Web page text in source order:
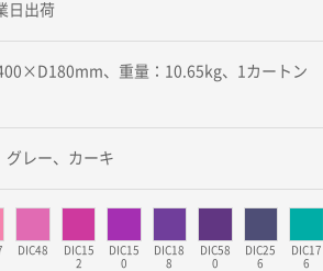
日出荷
、重量：10.65kg、1カートン
グレー、カーキ
DIC48
DIC15
2
DIC15
0
DIC18
8
DIC58
0
DIC25
6
DIC17
6